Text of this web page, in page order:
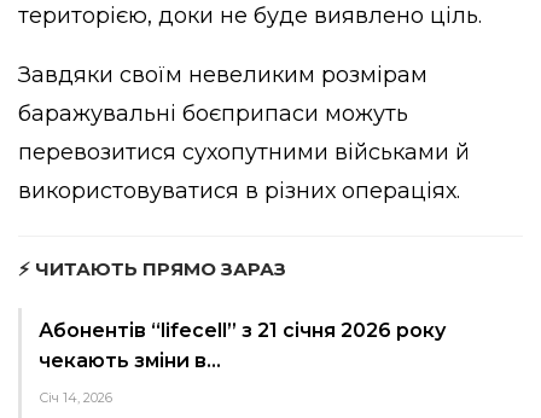
територією, доки не буде виявлено ціль.
Завдяки своїм невеликим розмірам
баражувальні боєприпаси можуть
перевозитися сухопутними військами й
використовуватися в різних операціях.
⚡ ЧИТАЮТЬ ПРЯМО ЗАРАЗ
Абонентів “lifecell” з 21 січня 2026 року
чекають зміни в…
Січ 14, 2026